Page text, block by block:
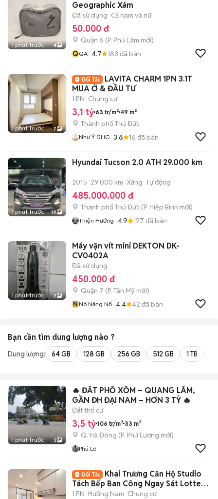
1 phút trước 4
Geographic Xám
Đã sử dụng Cả nam và nữ
50.000 đ
Quận 6 (P. Phú Lâm mới)
QQA 4.7 183 đã bán
1 phút trước 7
LAVITA CHARM 1PN 3.1T
MUA Ở & ĐẦU TƯ
1 PN Chung cư
3,1 tỷ 63 tr/m² 49 m²
Thành phố Thủ Đức
Như Ý ĐHG 3.8 16 đã bán
1 phút trước 19
Hyundai Tucson 2.0 ATH 29.000 km
2015 29.000 km Xăng Tự động
485.000.000 đ
Thành phố Thủ Đức (P. Hiệp Bình mới)
Thiện Hướng 4.9 127 đã bán
1 phút trước 2
Máy vặn vít mini DEKTON DK-
CV0402A
Đã sử dụng
450.000 đ
Quận 7 (P. Tân Mỹ mới)
NNô Năng Nổ 4.4 42 đã bán
Bạn cần tìm dung lượng nào ?
Dung lượng: 64 GB 128 GB 256 GB 512 GB 1 TB
1 phút trước 3
🔥 ĐẤT PHỐ XỐM – QUANG LÃM,
GẦN ĐH ĐẠI NAM – HƠN 3 TỶ 🔥
Đất thổ cư
3,5 tỷ 106 tr/m² 33 m²
Q. Hà Đông (P. Phú Lương mới)
Phú Lê
Khai Trương Căn Hộ Studio
Tách Bếp Ban Công Ngay Sát Lotte
Quận 7
1 PN Hướng Nam Chung cư